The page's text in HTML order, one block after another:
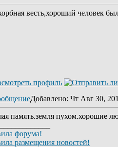
весть,хороший человек
Добавлено: Чт Авг 30,
память.земля пухом.хорошие
форума!
размещения новостей!